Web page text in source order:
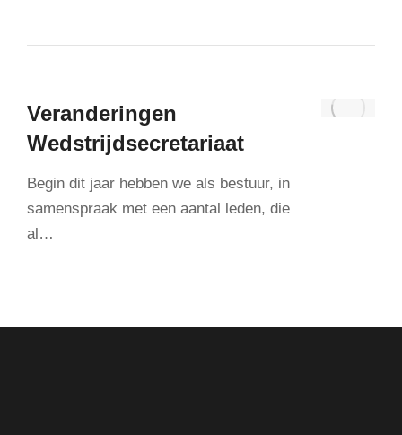
Veranderingen
Wedstrijdsecretariaat
Begin dit jaar hebben we als bestuur, in
samenspraak met een aantal leden, die
al…